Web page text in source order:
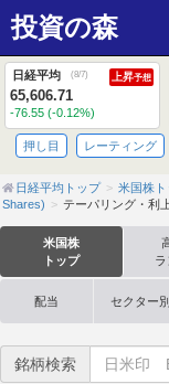
投資の森
日経平均 (8/7) 上昇予想
65,606.71
-76.55 (-0.12%)
押し目 レーティング
日経平均トップ 米国株ト
Shares)
テーパリング・利
米国株
トップ
配当 セクター別
銘柄検索